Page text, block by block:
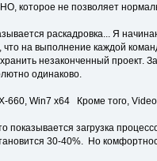
которое не позволяет
раскадровка... Я
на выполнение каждой
незаконченный проект.
одинаково.
660, Win7 x64 Кроме того,
загрузка
30-40%. Но